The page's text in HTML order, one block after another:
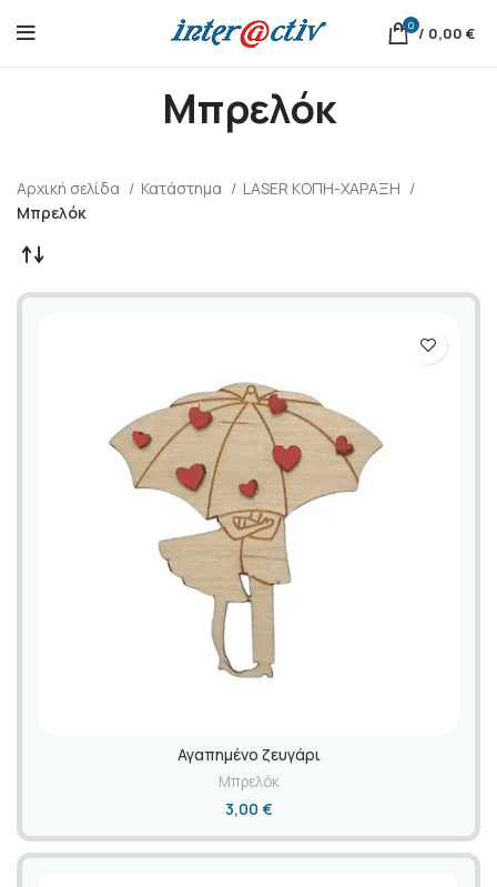
0 / 0,00 €
Μπρελόκ
Αρχική σελίδα Κατάστημα
LASER ΚΟΠΗ-ΧΑΡΑΞΗ
Μπρελόκ
Αγαπημένο ζευγάρι
Μπρελόκ
3,00 €